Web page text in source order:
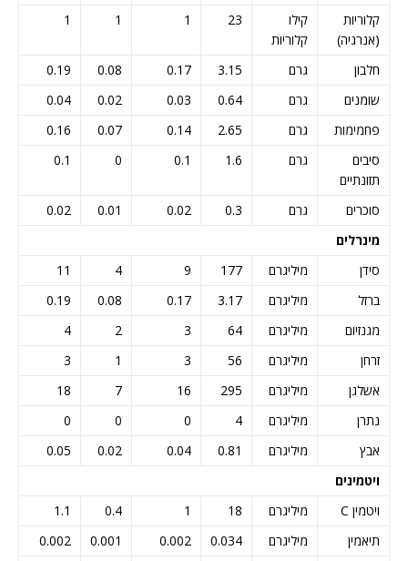
קלוריות
(אנרגיה)
קילו
קלוריות
23
1
1
1
חלבון גרם 3.15
0.17
0.08
0.19
שומנים
גרם 0.64
0.03
0.02
0.04
פחמימות
גרם 2.65
0.14
0.07
0.16
סיבים
תזונתיים
גרם 1.6
0.1
0
0.1
סוכרים גרם 0.3
0.02
0.01
0.02
מינרלים
סידן
מיליגרם 177
9
4
11
ברזל
מיליגרם 3.17
0.17
0.08
0.19
מגנזיום
מיליגרם 64
3
2
4
זרחן
מיליגרם 56
3
1
3
אשלגן
מיליגרם 295
16
7
18
נתרן
מיליגרם 4
0
0
0
אבץ
מיליגרם 0.81
0.04
0.02
0.05
ויטמינים
ויטמין C
מיליגרם 18
1
0.4
1.1
תיאמין
מיליגרם 0.034
0.002
0.001
0.002